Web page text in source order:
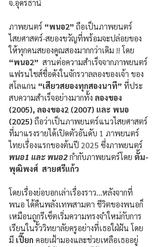
จ.อุดรธานี
ภาพยนตร์ “พนอ2” ถือเป็นภาพยนตร์
ไสยศาสตร์-สยองขวัญที่พร้อมจะปล่อยของ
ให้ทุกคนสยองคูณสองมากกว่าเดิม !! โดย
“พนอ2” สานต่อความสําเร็จจากภาพยนตร์
แฟรนไชส์ชื่อดังในจักรวาลลองของเจ้า ของ
สโลแกน “เสียวสยองทุกสองนาที” ที่ประ
สบความสําเร็จอย่างมากทั้ง ลองของ
(2005), ลองของ2 (2007) และ พนอ
(2025) ถือว่าเป็นภาพยนตร์แนวไสยศาสตร์
ที่มาแรงรายได้เปิดตัวอันดับ 1 ภาพยนตร์
ไทยเรื่องแรกของต้นปี 2025 ซึ่งภาพยนตร์
พนอ1 และ พนอ2 กำกับภาพยนตร์โดย ตั้ม-
พุฒิพงศ์  สายศรีแก้ว
โดยเรื่องย่อบอกเล่าเรื่องราว...หลังจากที่
พนอ ได้คืนพลังเทพสามตา ชีวิตของพนอก็
เหมือนถูกรีเซ็ตเริ่มความทรงจําใหม่กับการ
เรียนในรั้ววิทยาลัยครูอย่างที่เธอใฝ่ฝัน โดย
มี เปี๊ยก คอยเฝ้ามองและช่วยเหลือเธออยู่